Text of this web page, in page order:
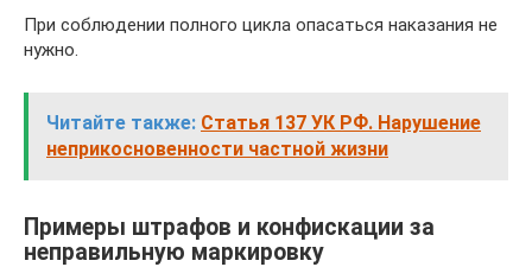
При соблюдении полного цикла опасаться наказания не
нужно.
Читайте также: Статья 137 УК РФ. Нарушение
неприкосновенности частной жизни
Примеры штрафов и конфискации за
неправильную маркировку